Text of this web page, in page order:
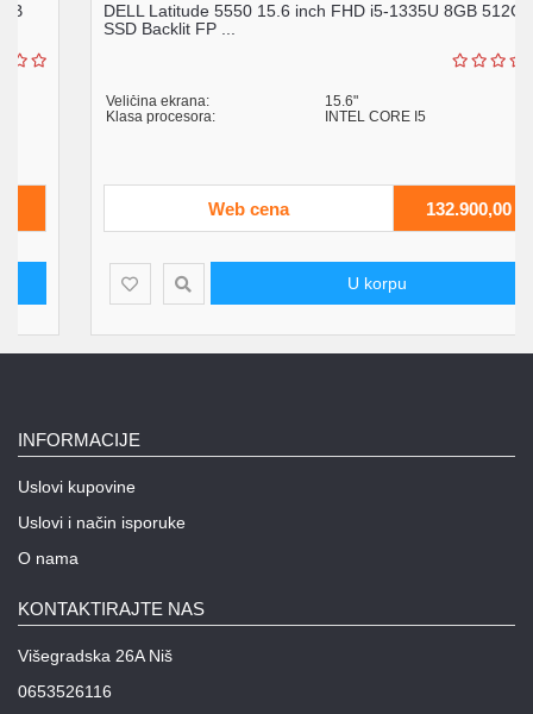
DELL Latitude 5550 15.6 inch FHD i5-1335U 8GB 512GB
SSD Backlit FP ...
Veličina ekrana:
Klasa procesora:
INTEL CORE I5
Web cena 132.900,00
U korpu
INFORMACIJE
Uslovi kupovine
Uslovi i način isporuke
O nama
KONTAKTIRAJTE NAS
Višegradska 26A Niš
0653526116